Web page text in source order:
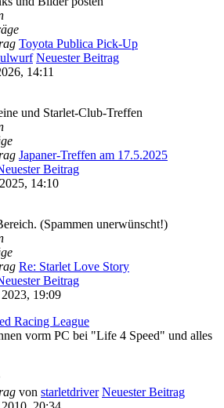
Toyota Publica Pick-Up
Neuester Beitrag
14:11
und Starlet-Club-Treffen
Japaner-Treffen am 17.5.2025
Beitrag
14:10
(Spammen unerwünscht!)
Re: Starlet Love Story
Beitrag
19:09
Racing League
vorm PC bei "Life 4 Speed" und alles
von starletdriver Neuester Beitrag